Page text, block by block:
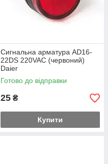
Сигнальна арматура AD16-
22DS 220VAC (червоний)
Daier
Готово до відправки
25 ₴
Купити